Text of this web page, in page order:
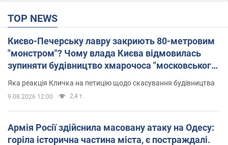
TOP NEWS
Києво-Печерську лавру закриють 80-метровим
"монстром"? Чому влада Києва відмовилась
зупиняти будівництво хмарочоса "московського
вірянина"
Яка реакція Кличка на петицію щодо скасування будівництва
9.08.2026 12:00 2,4 т.
Армія Росії здійснила масовану атаку на Одесу:
горіла історична частина міста, є постраждалі.